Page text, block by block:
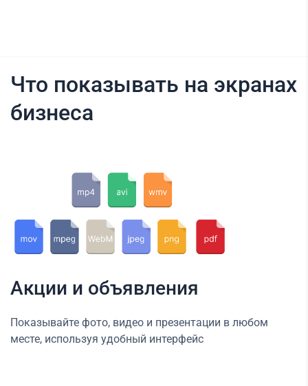
Что показывать на экранах
бизнеса
Акции и объявления
Показывайте фото, видео и презентации в любом
месте, используя удобный интерфейс